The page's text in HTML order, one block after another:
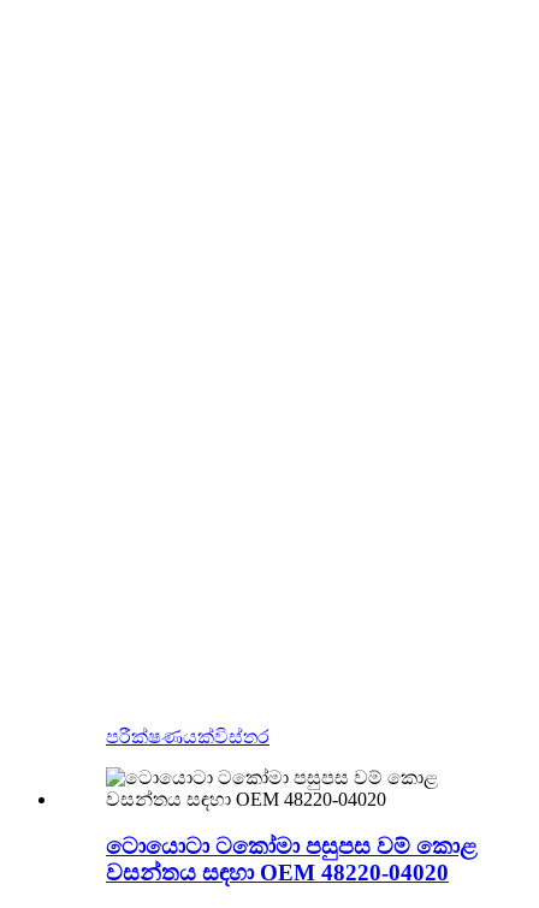
පරීක්ෂණයක්විස්තර
ටොයොටා ටකෝමා පසුපස වම් කොළ
වසන්තය සඳහා OEM 48220-04020